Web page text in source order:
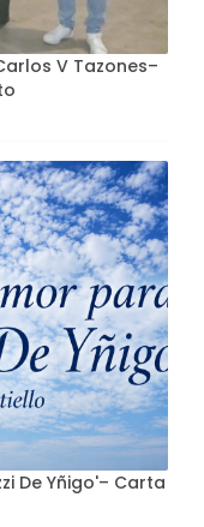
V Tazones–
De Yñigo'– Carta